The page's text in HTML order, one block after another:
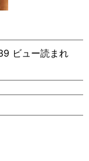
ビュー読まれ